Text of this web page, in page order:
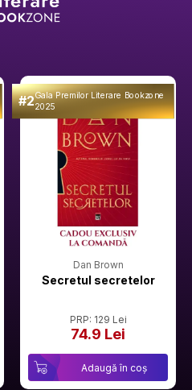
#2Gala Premilor Literare Bookzone
2025
Dan Brown
Secretul secretelor
PRP: 129 Lei
74.9 Lei
Adaugă în coș